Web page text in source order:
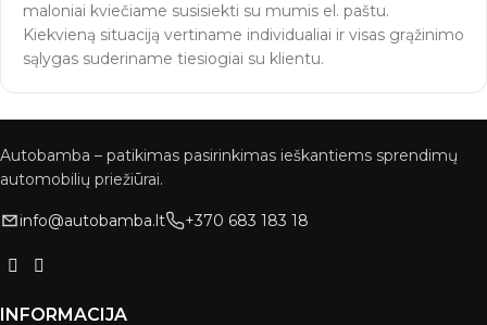
maloniai kviečiame susisiekti su mumis el. paštu.
Kiekvieną situaciją vertiname individualiai ir visas grąžinimo
sąlygas suderiname tiesiogiai su klientu.
Autobamba – patikimas pasirinkimas ieškantiems sprendimų
automobilių priežiūrai.
info@autobamba.lt +370 683 183 18
INFORMACIJA